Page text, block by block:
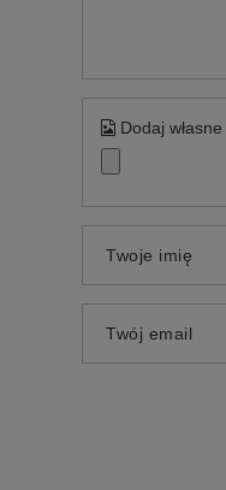
Dodaj
Twoje imię
Twój email